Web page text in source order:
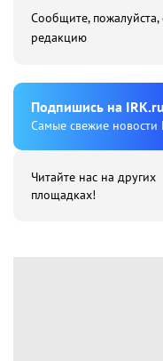
Сообщите,
редакцию
Подпишиcь на
Cамые свежие новости
Читайте нас на других
площадках!